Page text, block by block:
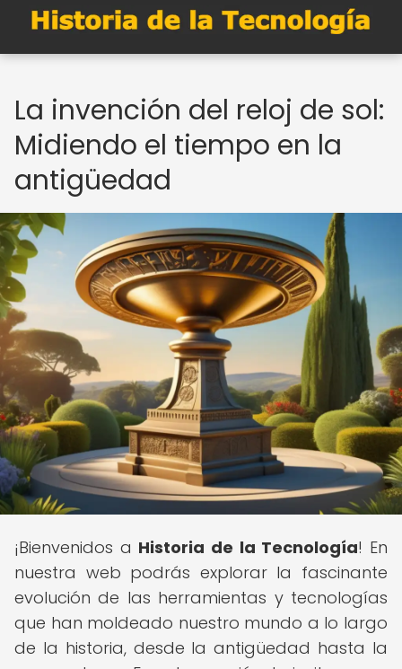
La invención del reloj de sol:
Midiendo el tiempo en la
antigüedad
¡Bienvenidos a Historia de la Tecnología! En
nuestra web podrás explorar la fascinante
evolución de las herramientas y tecnologías
que han moldeado nuestro mundo a lo largo
de la historia, desde la antigüedad hasta la